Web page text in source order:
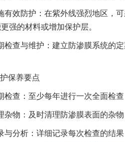
有效防护：在紫外线强烈地区，
强的材料或增加保护层。
检查与维护：建立防渗膜系统的
保养要点
检查：至少每年进行一次全面检
杂物：及时清理防渗膜表面的杂
与分析：详细记录每次检查的结